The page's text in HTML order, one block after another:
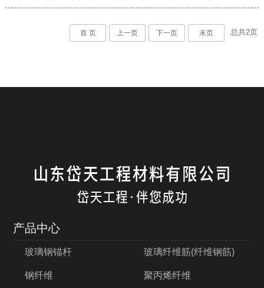
首 页 上一页 下一页 末页 总共2页
产品中心
玻璃钢锚杆 玻璃纤维筋(纤维钢筋)
钢纤维 聚丙烯纤维